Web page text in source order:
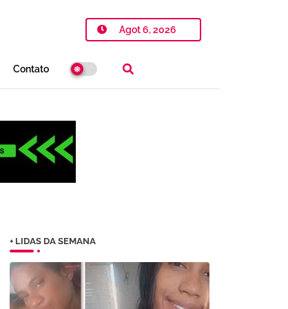
Agot 6, 2026
Contato
+ LIDAS DA SEMANA